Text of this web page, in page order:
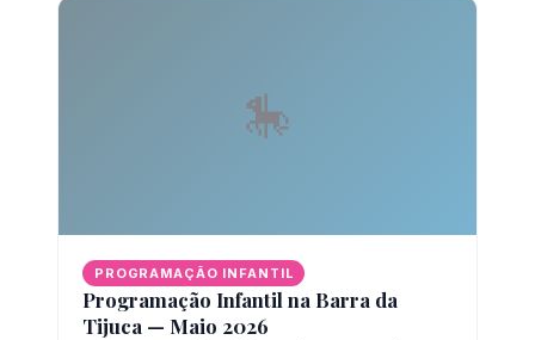
🎠
PROGRAMAÇÃO INFANTIL
Programação Infantil na Barra da
Tijuca — Maio 2026